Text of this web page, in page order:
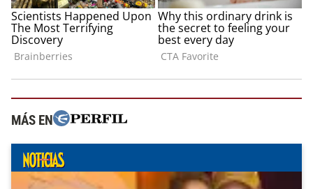
MÁS EN